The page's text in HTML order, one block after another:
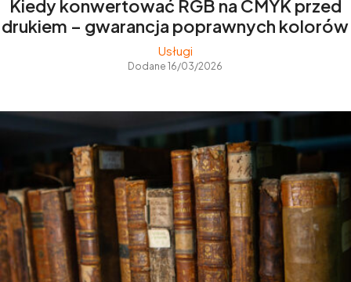
Kiedy konwertować RGB na CMYK przed
drukiem – gwarancja poprawnych kolorów
Usługi
Dodane 16/03/2026